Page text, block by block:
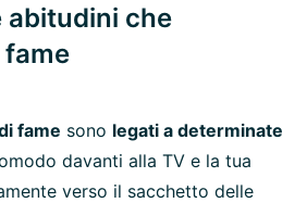
abitudini che
fame sono legati a determinate
davanti alla TV e la tua
verso il sacchetto delle